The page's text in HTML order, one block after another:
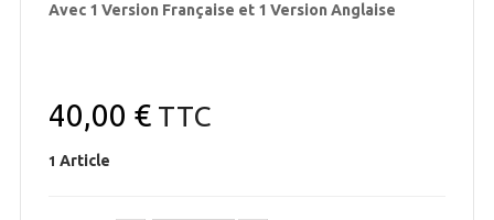
Avec 1 Version Française et 1 Version Anglaise
40,00 €TTC
1 Article